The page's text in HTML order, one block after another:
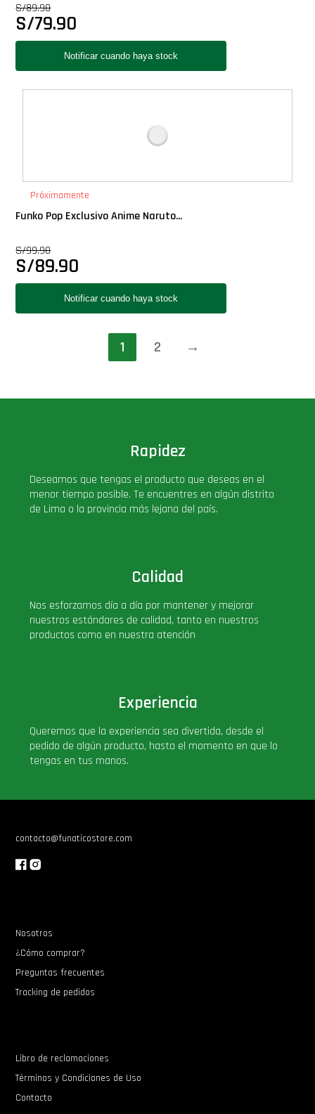
S/89.90
S/79.90
Próximamente
Funko Pop Exclusivo Anime Naruto...
S/99.90
S/89.90
1 2 →
Rapidez
Deseamos que tengas el producto que deseas en el
menor tiempo posible. Te encuentres en algún distrito
de Lima o la provincia más lejana del país.
Calidad
Nos esforzamos día a día por mantener y mejorar
nuestros estándares de calidad, tanto en nuestros
productos como en nuestra atención
Experiencia
Queremos que la experiencia sea divertida, desde el
pedido de algún producto, hasta el momento en que lo
tengas en tus manos.
contacto@funaticostore.com
Nosotros
¿Cómo comprar?
Preguntas frecuentes
Tracking de pedidos
Libro de reclamaciones
Términos y Condiciones de Uso
Contacto